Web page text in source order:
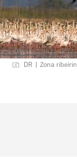
DR | Zona